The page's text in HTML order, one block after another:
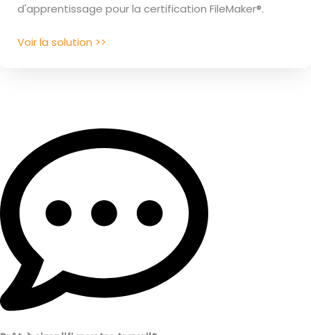
d'apprentissage pour la certification FileMaker®.
Voir la solution >>